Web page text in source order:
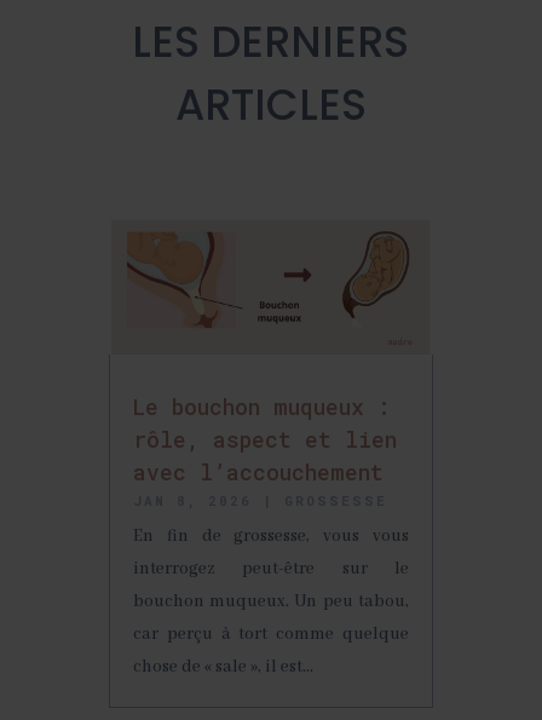
LES DERNIERS
ARTICLES
Le bouchon muqueux :
rôle, aspect et lien
avec l’accouchement
En fin de grossesse, vous vous
interrogez peut-être sur le
bouchon muqueux. Un peu tabou,
car perçu à tort comme quelque
chose de « sale », il est...